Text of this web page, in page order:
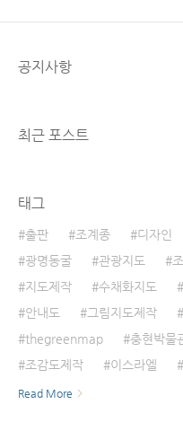
공지사항
최근 포스트
태그
출판 조계종 디자인
광명동굴
관광지도
지도제작
수채화지도
안내도
그림지도제작
thegreenmap
충현박물
조감도제작
이스라엘
Read More